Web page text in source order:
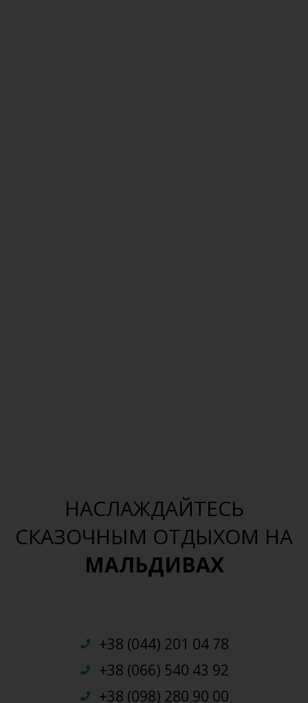
НАСЛАЖДАЙТЕСЬ
СКАЗОЧНЫМ ОТДЫХОМ НА
МАЛЬДИВАХ
+38 (044) 201 04 78
+38 (066) 540 43 92
+38 (098) 280 90 00